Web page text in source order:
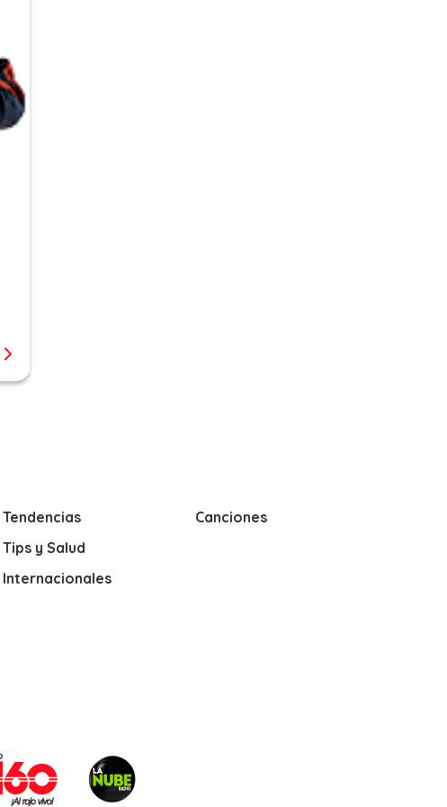
Tendencias
Tips y Salud
Internacionales
Canciones